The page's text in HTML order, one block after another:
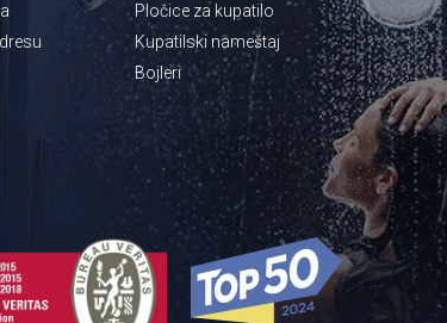
Pločice za kupatilo
Kupatilski nameštaj
Bojleri